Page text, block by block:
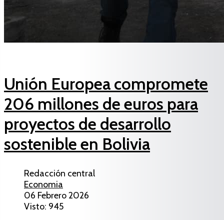
Unión Europea compromete
206 millones de euros para
proyectos de desarrollo
sostenible en Bolivia
Redacción central
Economia
06 Febrero 2026
Visto: 945